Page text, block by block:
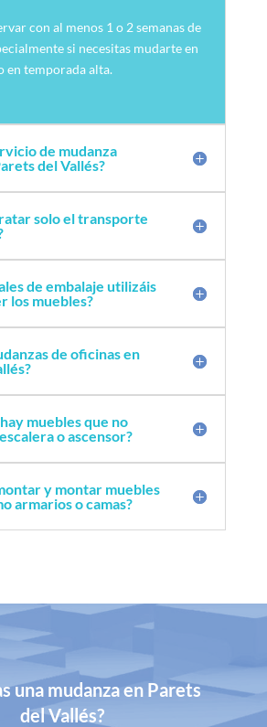
con al menos 1 o 2 semanas de
si necesitas mudarte en
en temporada alta.
de mudanza
del Vallés?
solo el transporte
de embalaje utilizáis
los muebles?
de oficinas en
muebles que no
o ascensor?
y montar muebles
armarios o camas?
una mudanza en Parets
del Vallés?